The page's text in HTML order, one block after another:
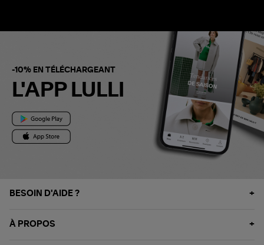
-10% EN TÉLÉCHARGEANT
L'APP LULLI
BESOIN D'AIDE ?
À PROPOS